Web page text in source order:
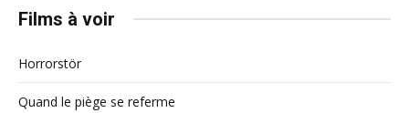
Films à voir
Horrorstör
Quand le piège se referme